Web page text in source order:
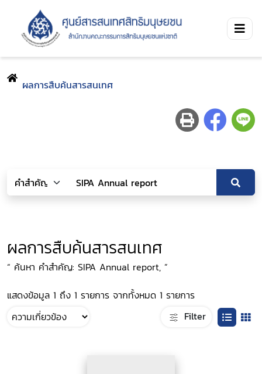
ผลการสืบค้นสารสนเทศ
ผลการสืบค้นสารสนเทศ
“ ค้นหา คำสำคัญ: SIPA Annual report, ”
แสดงข้อมูล 1 ถึง 1 รายการ จากทั้งหมด 1 รายการ
Filter